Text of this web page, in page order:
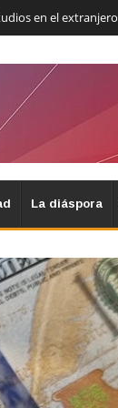
en el extranjero
La diáspora